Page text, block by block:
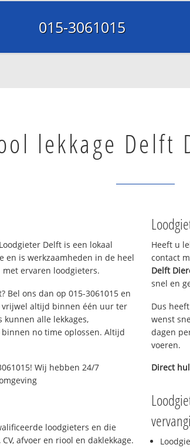
015-3061015
lekkage Delft
Delft is een lokaal
en is werkzaamheden in de heel
ervaren loodgieters.
Bel ons dan op 015-3061015 en
altijd binnen één uur ter
kunnen alle lekkages,
no time oplossen. Altijd
Wij hebben 24/7
loodgieters en die
afvoer en riool en daklekkage.
Heeft u
contact
Delft
snel en
Dus
wenst
dagen
voeren.
Direct